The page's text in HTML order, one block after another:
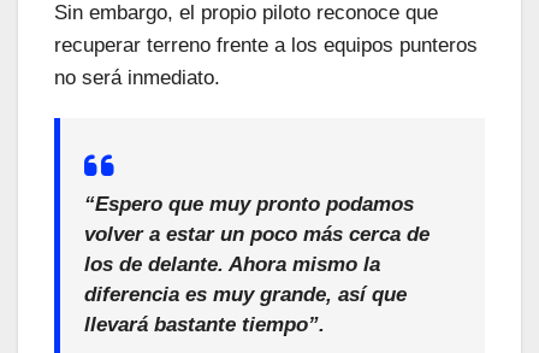
Sin embargo, el propio piloto reconoce que
recuperar terreno frente a los equipos punteros
no será inmediato.
“Espero que muy pronto podamos
volver a estar un poco más cerca de
los de delante. Ahora mismo la
diferencia es muy grande, así que
llevará bastante tiempo”.